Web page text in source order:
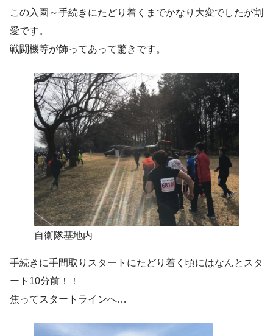
この入園～手続きにたどり着くまでかなり大変でしたが割
愛です。
戦闘機等が飾ってあって驚きです。
自衛隊基地内
手続きに手間取りスタートにたどり着く頃にはなんとスタ
ート10分前！！
焦ってスタートラインへ…